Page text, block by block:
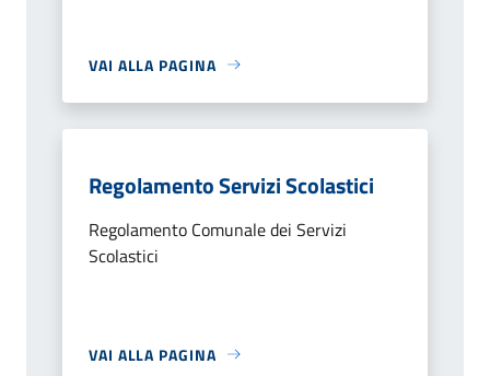
VAI ALLA PAGINA
Regolamento Servizi Scolastici
Regolamento Comunale dei Servizi
Scolastici
VAI ALLA PAGINA